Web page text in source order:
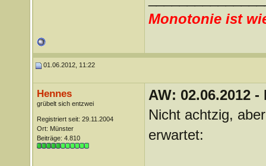
Monotonie ist
01.06.2012, 11:22
Hennes
grübelt sich entzwei
Registriert seit: 29.11.2004
Ort: Münster
Beiträge: 4.810
AW: 02.06.2012
Nicht achtzig,
erwartet: